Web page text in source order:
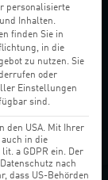
die
großer
und
unter
personalisierte
Inhalten.
finden Sie in
in die
zu nutzen. Sie
oder
Einstellungen
sind.
den USA. Mit Ihrer
in die
a GDPR ein. Der
nach
dass US-Behörden